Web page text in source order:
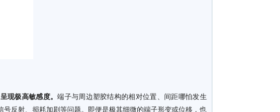
现极高敏感度。端子与周边塑胶结构的相对位置、间距哪怕发生
反射、损耗加剧等问题。即便是极其细微的端子形变或位移，也